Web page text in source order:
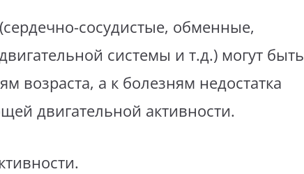
сосудистые, обменные,
системы и т.д.) могут быть
возраста, а к болезням недостатка
двигательной активности.